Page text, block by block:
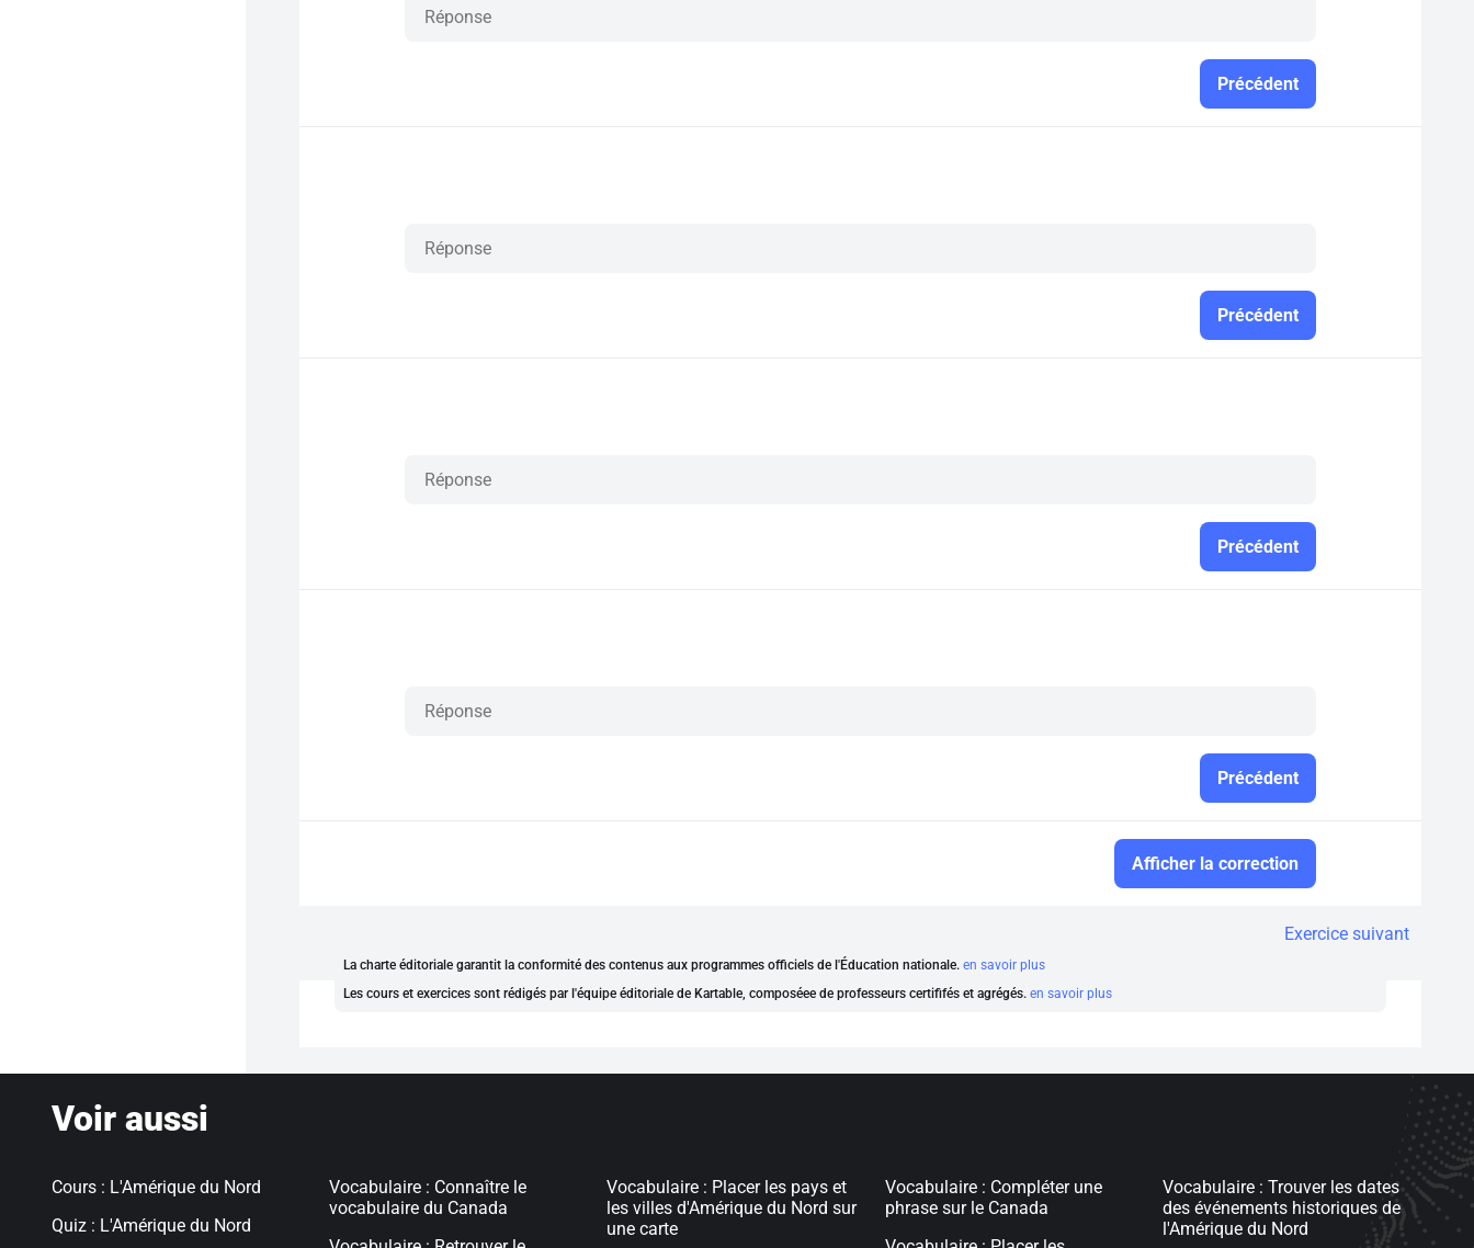
Précédent
Précédent
Précédent
Précédent
Afficher la correction
Exercice suivant
La charte éditoriale garantit la conformité des contenus aux programmes officiels de l'Éducation nationale. en savoir plus
Les cours et exercices sont rédigés par l'équipe éditoriale de Kartable, composéee de professeurs certififés et agrégés. en savoir plus
Voir aussi
Cours : L'Amérique du Nord
Quiz : L'Amérique du Nord
Vocabulaire : Connaître le
vocabulaire du Canada
Vocabulaire : Placer les pays et
les villes d'Amérique du Nord sur
une carte
Vocabulaire : Compléter une
phrase sur le Canada
Vocabulaire : Trouver les dates
des événements historiques de
l'Amérique du Nord